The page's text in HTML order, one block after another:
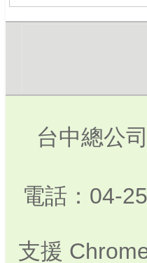
台中總公
電話：04-
支援